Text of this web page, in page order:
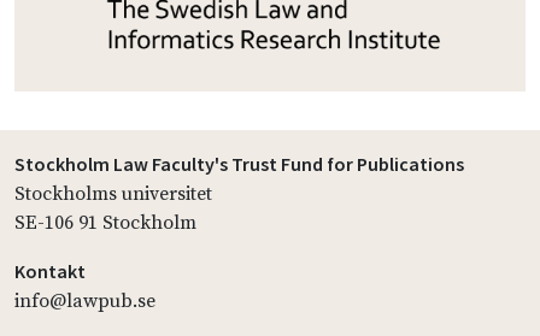
Stockholm Law Faculty's Trust Fund for Publications
Stockholms universitet
SE-106 91 Stockholm
Kontakt
info@lawpub.se